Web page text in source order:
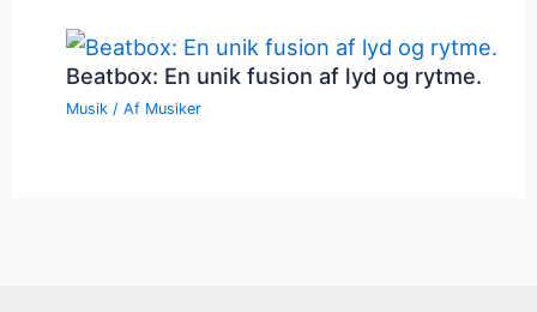
Beatbox: En unik fusion af lyd og rytme.
Musik / Af Musiker